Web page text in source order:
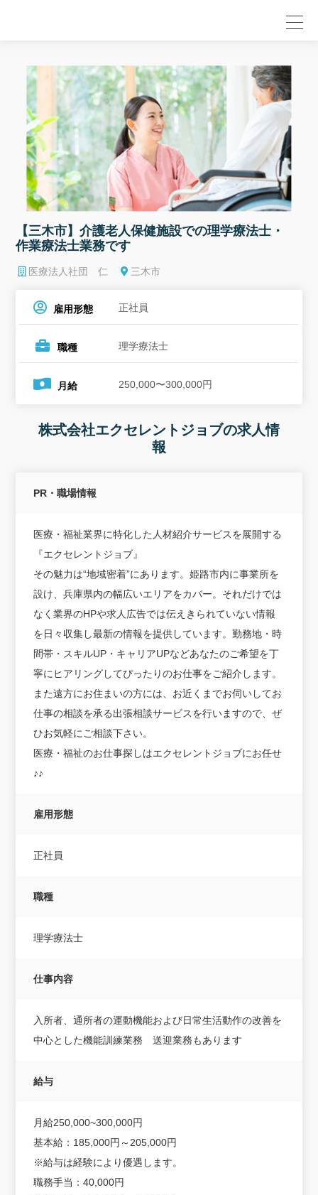
【三木市】介護老人保健施設での理学療法士・
作業療法士業務です
医療法人社団 仁 三木市
雇用形態 正社員
職種 理学療法士
月給 250,000〜300,000円
株式会社エクセレントジョブの求人情
報
PR・職場情報
医療・福祉業界に特化した人材紹介サービスを展開する
『エクセレントジョブ』
その魅力は“地域密着”にあります。姫路市内に事業所を
設け、兵庫県内の幅広いエリアをカバー。それだけでは
なく業界のHPや求人広告では伝えきられていない情報
を日々収集し最新の情報を提供しています。勤務地・時
間帯・スキルUP・キャリアUPなどあなたのご希望を丁
寧にヒアリングしてぴったりのお仕事をご紹介します。
また遠方にお住まいの方には、お近くまでお伺いしてお
仕事の相談を承る出張相談サービスを行いますので、ぜ
ひお気軽にご相談下さい。
医療・福祉のお仕事探しはエクセレントジョブにお任せ
♪♪
雇用形態
正社員
職種
理学療法士
仕事内容
入所者、通所者の運動機能および日常生活動作の改善を
中心とした機能訓練業務 送迎業務もあります
給与
月給250,000~300,000円
基本給：185,000円～205,000円
※給与は経験により優遇します。
職務手当：40,000円